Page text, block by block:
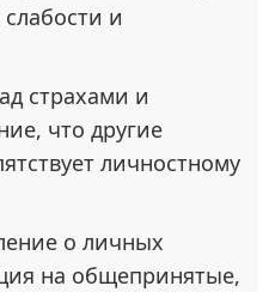
и
страхами и
что другие
личностному
о личных
на общепринятые,